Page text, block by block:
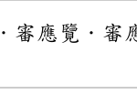
審應覽．審